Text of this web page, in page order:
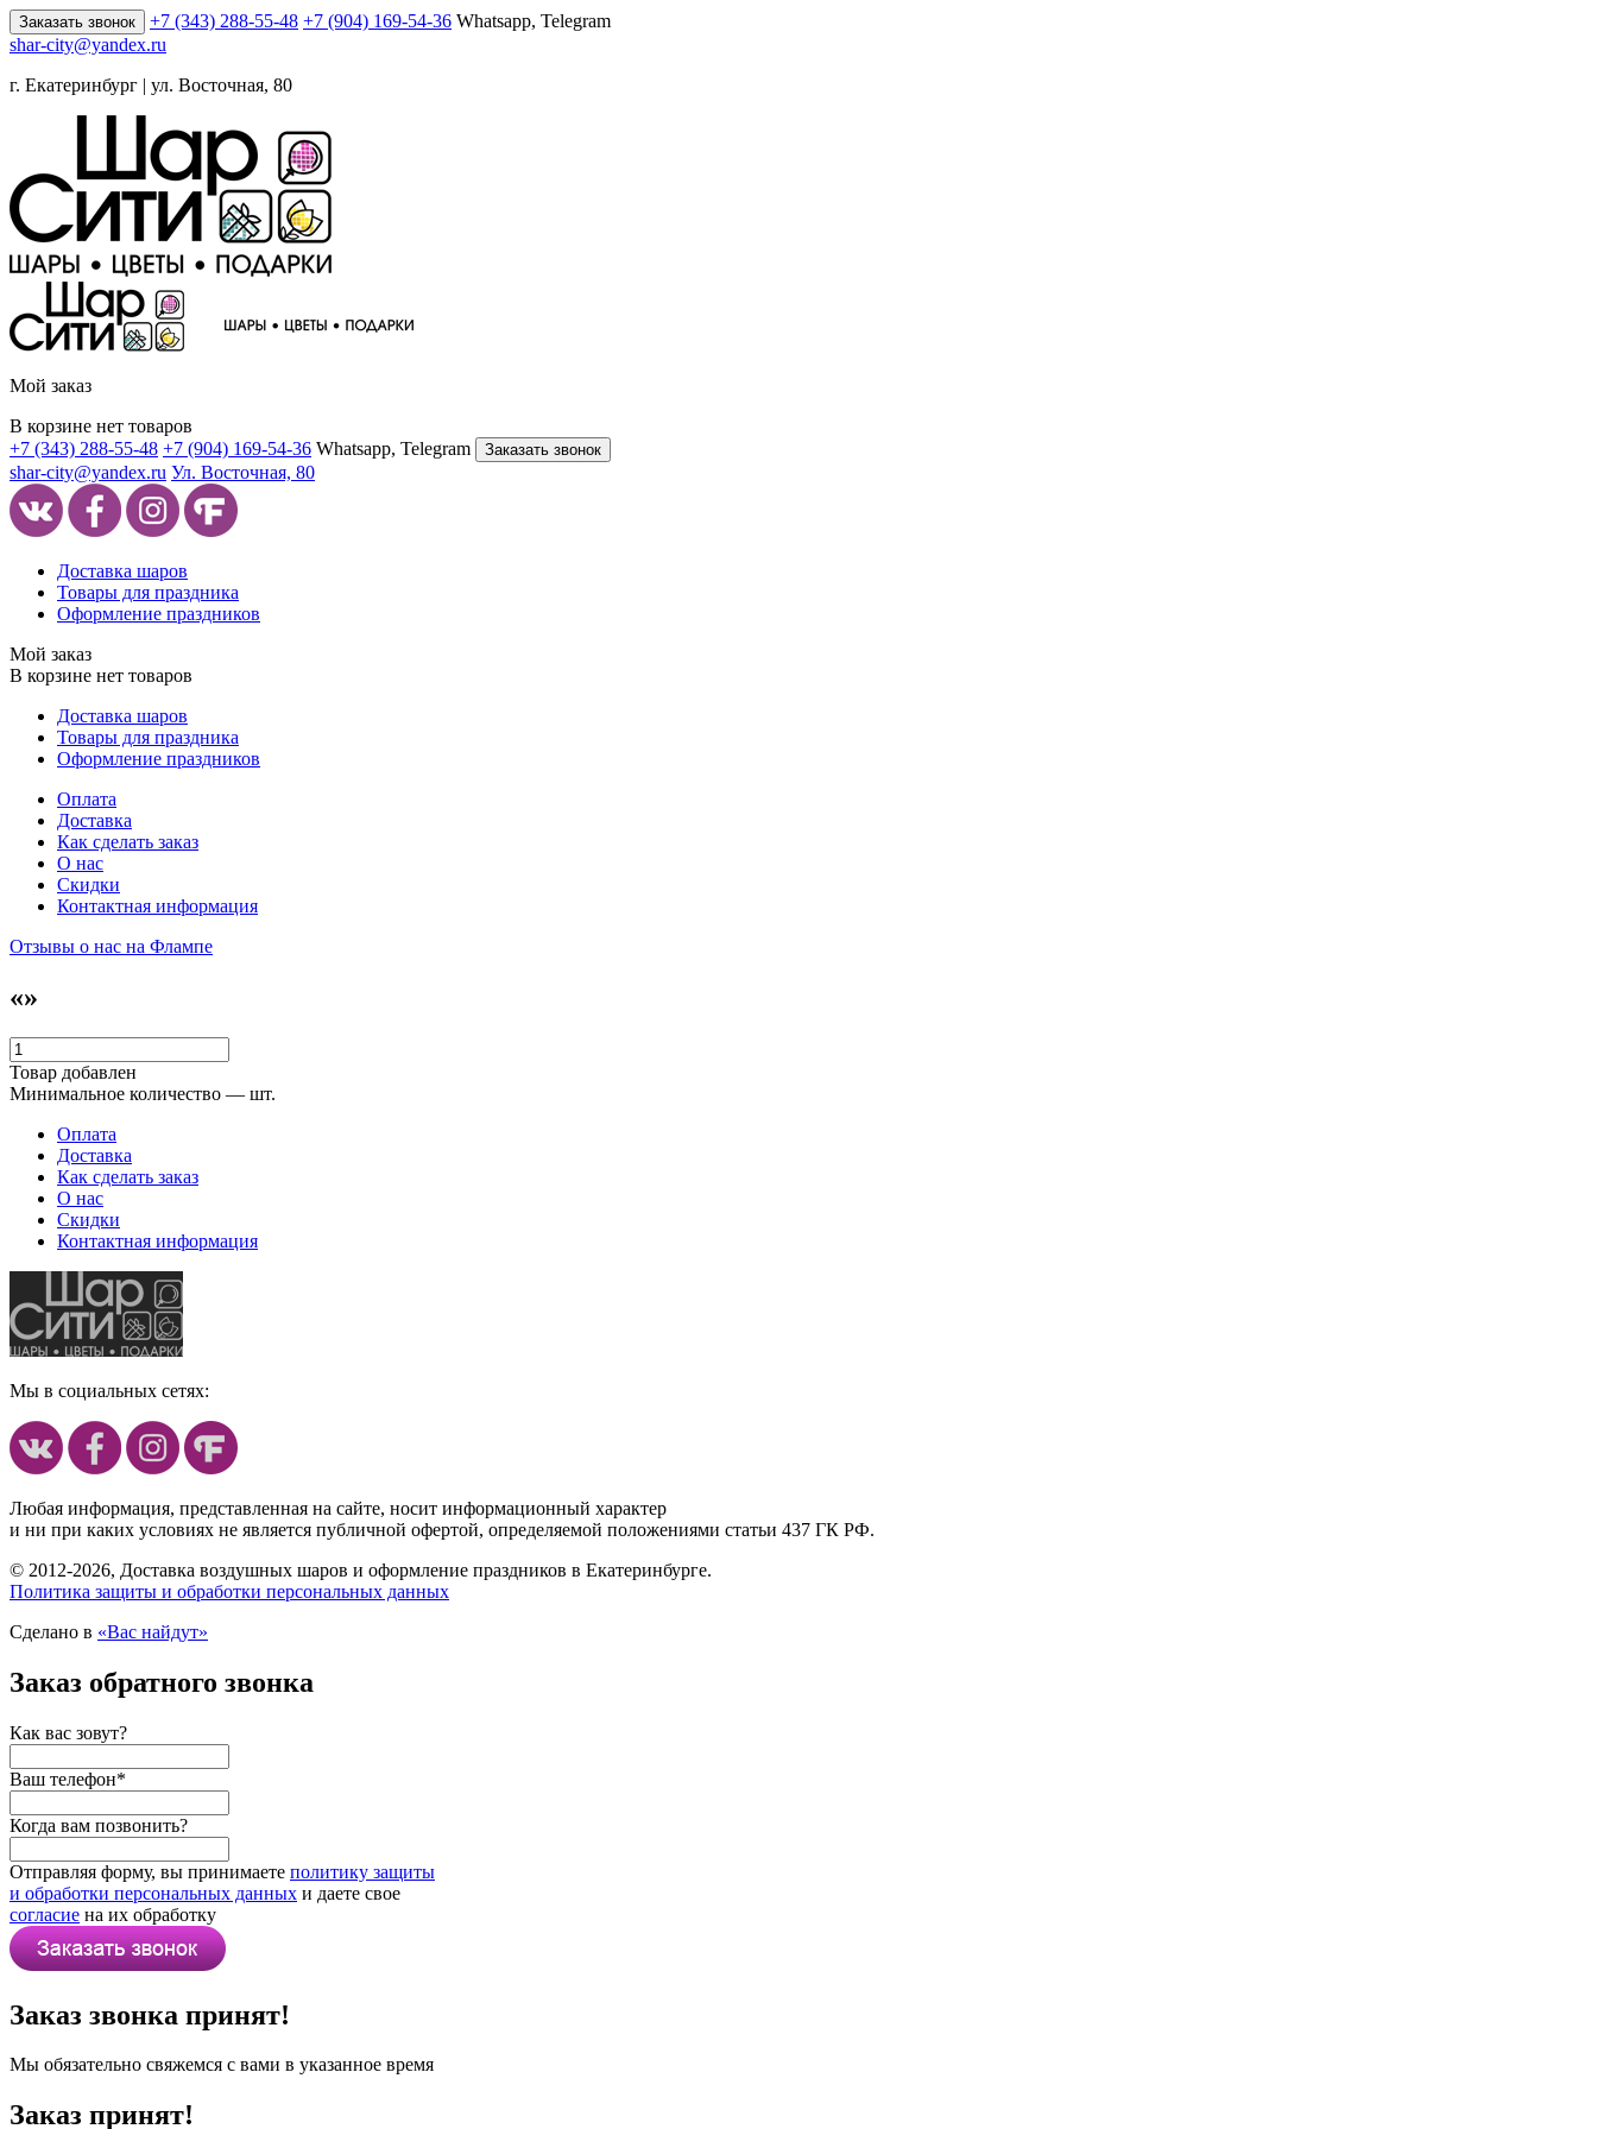
Заказать звонок +7 (343) 288-55-48 +7 (904) 169-54-36 Whatsapp, Telegram
shar-city@yandex.ru
г. Екатеринбург | ул. Восточная, 80
Мой заказ
В корзине нет товаров
+7 (343) 288-55-48 +7 (904) 169-54-36 Whatsapp, Telegram Заказать звонок
shar-city@yandex.ru Ул. Восточная, 80
Доставка шаров
Товары для праздника
Оформление праздников
Мой заказ
В корзине нет товаров
Доставка шаров
Товары для праздника
Оформление праздников
Оплата
Доставка
Как сделать заказ
О нас
Скидки
Контактная информация
Отзывы о нас на Флампе
«»
Товар добавлен
Минимальное количество — шт.
Оплата
Доставка
Как сделать заказ
О нас
Скидки
Контактная информация
Мы в социальных сетях:
Любая информация, представленная на сайте, носит информационный характер
и ни при каких условиях не является публичной офертой, определяемой положениями статьи 437 ГК РФ.
© 2012-2026, Доставка воздушных шаров и оформление праздников в Екатеринбурге.
Политика защиты и обработки персональных данных
Сделано в «Вас найдут»
Заказ обратного звонка
Как вас зовут?
Ваш телефон*
Когда вам позвонить?
Отправляя форму, вы принимаете политику защиты
и обработки персональных данных и даете свое
согласие на их обработку
Заказ звонка принят!
Мы обязательно свяжемся с вами в указанное время
Заказ принят!